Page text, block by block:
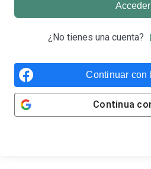
Acceder
¿No tienes una cuenta?
Continuar con
Continua